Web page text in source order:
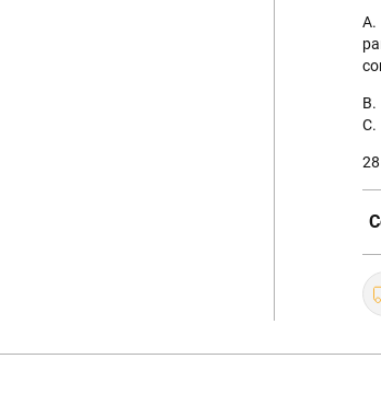
A.
C.